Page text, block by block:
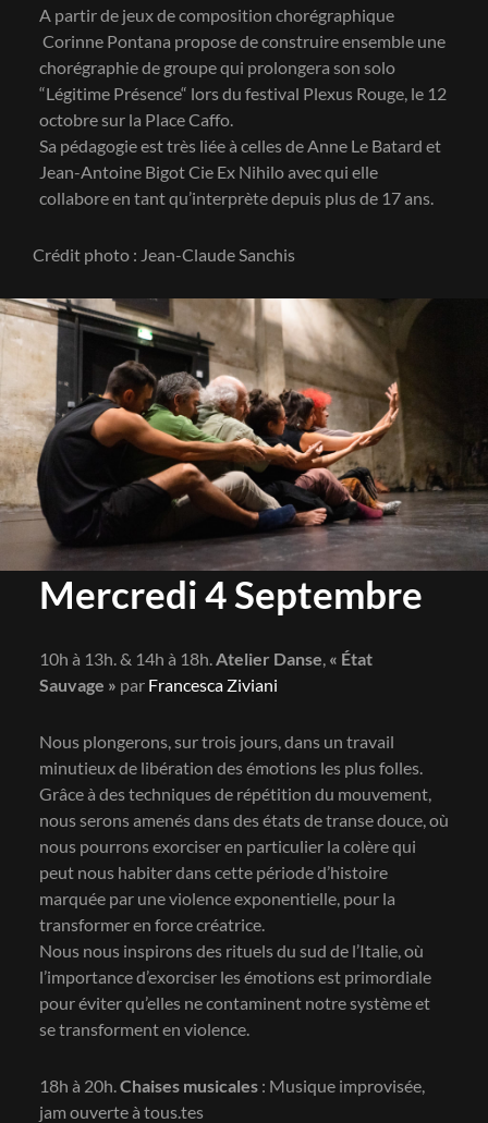
A partir de jeux de composition chorégraphique
Corinne Pontana propose de construire ensemble une
chorégraphie de groupe qui prolongera son solo
“Légitime Présence“ lors du festival Plexus Rouge, le 12
octobre sur la Place Caffo.
Sa pédagogie est très liée à celles de Anne Le Batard et
Jean-Antoine Bigot Cie Ex Nihilo avec qui elle
collabore en tant qu’interprète depuis plus de 17 ans.
Crédit photo : Jean-Claude Sanchis
Mercredi 4 Septembre
10h à 13h. & 14h à 18h. Atelier Danse « État
Sauvage » par Francesca Ziviani
Nous plongerons, sur trois jours, dans un travail
minutieux de libération des émotions les plus folles.
Grâce à des techniques de répétition du mouvement,
nous serons amenés dans des états de transe douce, où
nous pourrons exorciser en particulier la colère qui
peut nous habiter dans cette période d’histoire
marquée par une violence exponentielle, pour la
transformer en force créatrice.
Nous nous inspirons des rituels du sud de l’Italie, où
l’importance d’exorciser les émotions est primordiale
pour éviter qu’elles ne contaminent notre système et
se transforment en violence.
18h à 20h. Chaises musicales: Musique improvisée,
jam ouverte à tous.tes